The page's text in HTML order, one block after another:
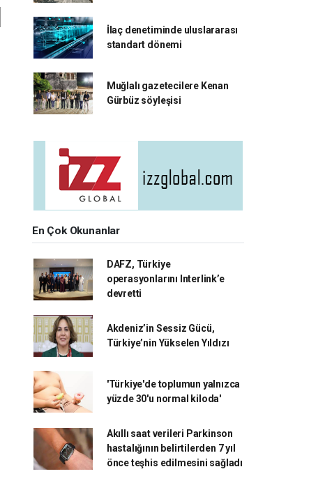
İlaç denetiminde uluslararası
standart dönemi
Muğlalı gazetecilere Kenan
Gürbüz söyleşisi
En Çok Okunanlar
DAFZ, Türkiye
operasyonlarını Interlink’e
devretti
Akdeniz’in Sessiz Gücü,
Türkiye’nin Yükselen Yıldızı
'Türkiye'de toplumun yalnızca
yüzde 30'u normal kiloda'
Akıllı saat verileri Parkinson
hastalığının belirtilerden 7 yıl
önce teşhis edilmesini sağladı